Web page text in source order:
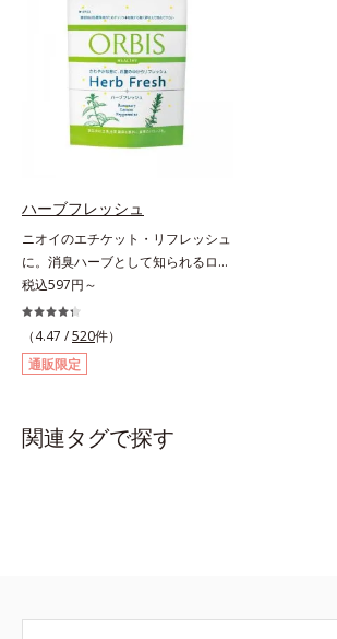
乾性も従来品よりさらにアップ。ま
た細かいアレンジをしやすくするた
め、持ち手の長さとハケを短くして
爪への距離が近くなるよう工夫して
います。ネイルケア成分を6種(*2)
も配合し、爪をいたわる仕様です。
質感によって異なる魅力を楽しめる
る「ベースコート」と組み合わせる
ことで、いろいろな表情を楽しめま
す。*1 見たままの発色が叶う処方
＝ジメチコン、ステアロイルグルタ
ミン酸2Na、水酸化Al *2 レモング
ラス葉/茎エキス、マンダリンオレ
ンジ果皮エキス、センチフォリアバ
ラ花エキス、セイヨウミザクラ果実
花エキス（すべて保湿成分）
ハーブフレッシュ
ニオイのエチケット・リフレッシュ
に。消臭ハーブとして知られるロー
ズマリー抽出物に、ペパーミントオ
イル、レモンオイルを加えた3つの
成分の働きで、臭いをカバー。レモ
ンとミントが香るさわやかな息が続
きます。
税込597円～
（4.47 /520件）
通販限定
関連タグで探す